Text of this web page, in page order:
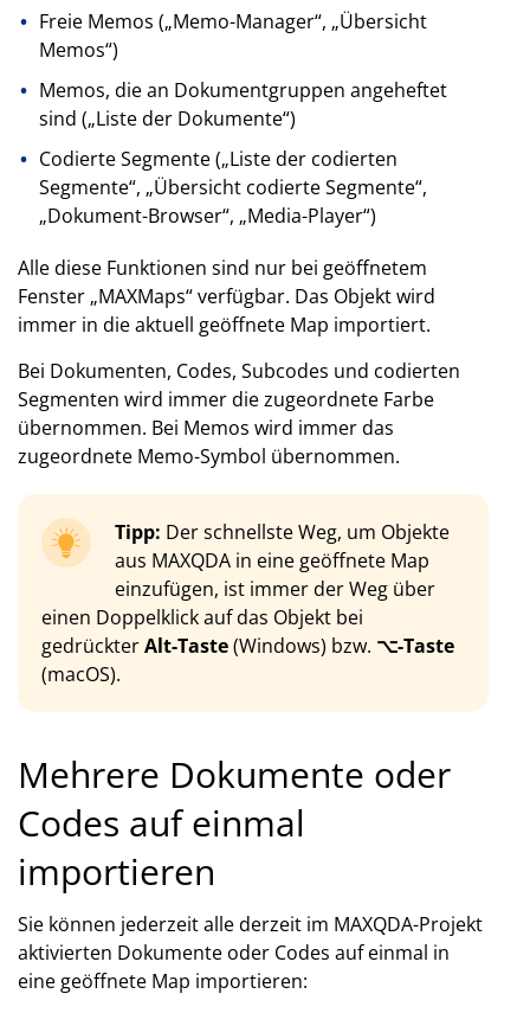
Freie Memos („Memo-Manager“, „Übersicht
Memos“)
Memos, die an Dokumentgruppen angeheftet
sind („Liste der Dokumente“)
Codierte Segmente („Liste der codierten
Segmente“, „Übersicht codierte Segmente“,
„Dokument-Browser“, „Media-Player“)
Alle diese Funktionen sind nur bei geöffnetem
Fenster „MAXMaps“ verfügbar. Das Objekt wird
immer in die aktuell geöffnete Map importiert.
Bei Dokumenten, Codes, Subcodes und codierten
Segmenten wird immer die zugeordnete Farbe
übernommen. Bei Memos wird immer das
zugeordnete Memo-Symbol übernommen.
Tipp: Der schnellste Weg, um Objekte
aus MAXQDA in eine geöffnete Map
einzufügen, ist immer der Weg über
einen Doppelklick auf das Objekt bei
gedrückterAlt-Taste(Windows) bzw. ⌥-Taste
(macOS).
Mehrere Dokumente oder
Codes auf einmal
importieren
Sie können jederzeit alle derzeit im MAXQDA-Projekt
aktivierten Dokumente oder Codes auf einmal in
eine geöffnete Map importieren: